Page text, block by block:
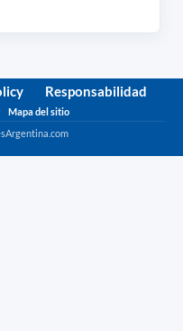
Responsabilidad
Mapa del sitio